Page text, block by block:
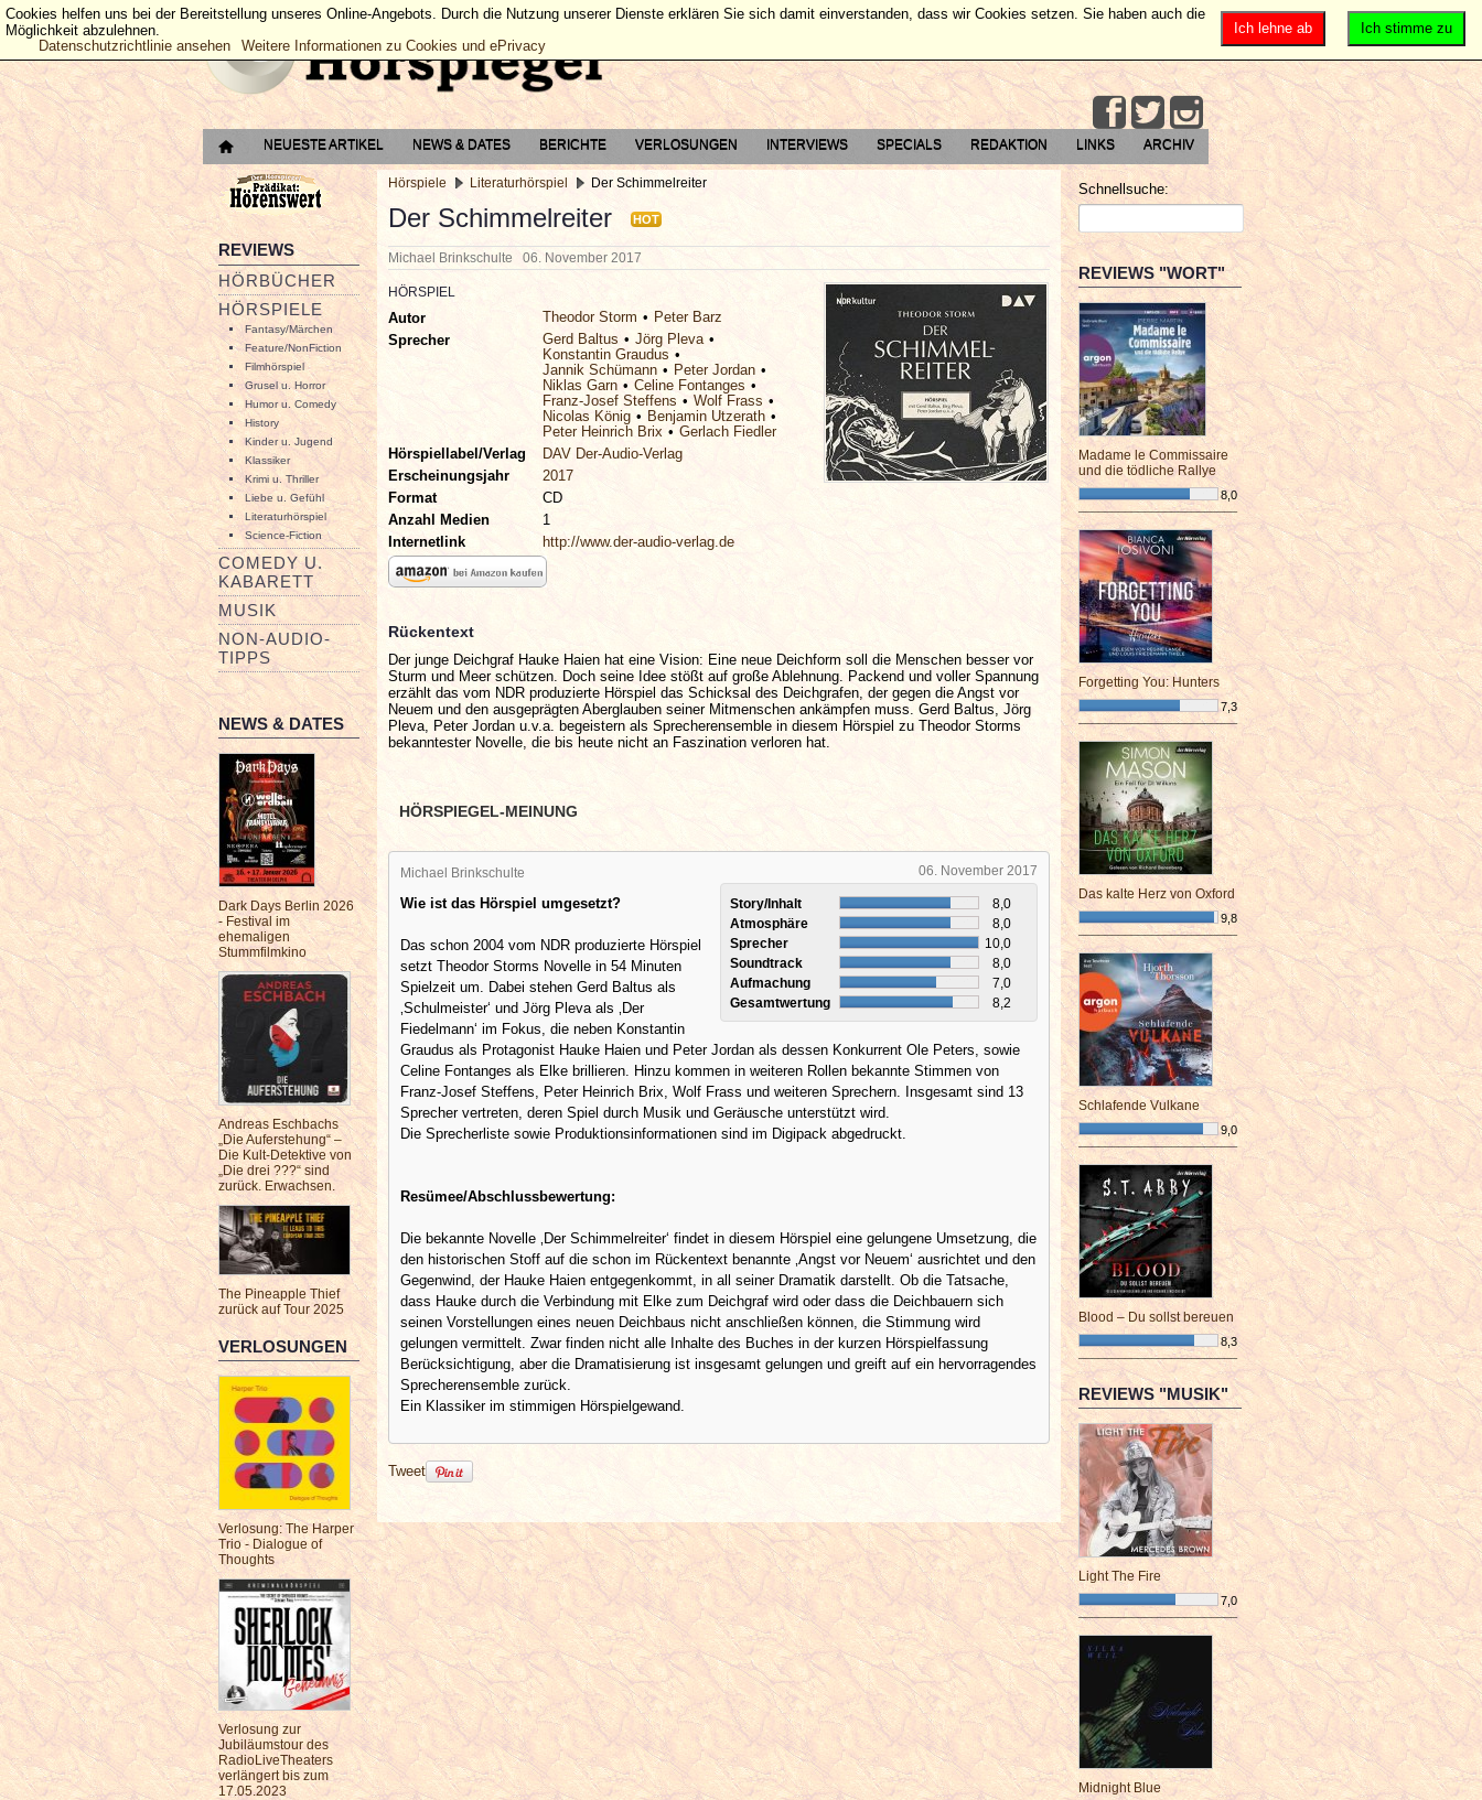
NEUESTE ARTIKEL NEWS & DATES BERICHTE VERLOSUNGEN INTERVIEWS SPECIALS REDAKTION LINKS ARCHIV
REVIEWS
HÖRBÜCHER
HÖRSPIELE
Fantasy/Märchen
Feature/NonFiction
Filmhörspiel
Grusel u. Horror
Humor u. Comedy
History
Kinder u. Jugend
Klassiker
Krimi u. Thriller
Liebe u. Gefühl
Literaturhörspiel
Science-Fiction
COMEDY U.
KABARETT
MUSIK
NON-AUDIO-
TIPPS
NEWS & DATES
Dark Days Berlin 2026
- Festival im
ehemaligen
Stummfilmkino
Andreas Eschbachs
„Die Auferstehung“ –
Die Kult-Detektive von
„Die drei ???“ sind
zurück. Erwachsen.
The Pineapple Thief
zurück auf Tour 2025
VERLOSUNGEN
Verlosung: The Harper
Trio - Dialogue of
Thoughts
Verlosung zur
Jubiläumstour des
RadioLiveTheaters
verlängert bis zum
17.05.2023
Hörspiele Literaturhörspiel Der Schimmelreiter
Der Schimmelreiter HOT
Michael Brinkschulte 06. November 2017
HÖRSPIEL
Autor Theodor Storm
Peter Barz
Sprecher
Gerd Baltus
Jörg Pleva
Konstantin Graudus
Jannik Schümann
Peter Jordan
Niklas Garn
Celine Fontanges
Franz-Josef Steffens
Wolf Frass
Nicolas König
Benjamin Utzerath
Peter Heinrich Brix
Gerlach Fiedler
Hörspiellabel/Verlag
DAV Der-Audio-Verlag
Erscheinungsjahr
2017
Format
CD
Anzahl Medien
1
Internetlink
http://www.der-audio-verlag.de
Rückentext
Der junge Deichgraf Hauke Haien hat eine Vision: Eine neue Deichform soll die Menschen besser vor
Sturm und Meer schützen. Doch seine Idee stößt auf große Ablehnung. Packend und voller Spannung
erzählt das vom NDR produzierte Hörspiel das Schicksal des Deichgrafen, der gegen die Angst vor
Neuem und den ausgeprägten Aberglauben seiner Mitmenschen ankämpfen muss. Gerd Baltus, Jörg
Pleva, Peter Jordan u.v.a. begeistern als Sprecherensemble in diesem Hörspiel zu Theodor Storms
bekanntester Novelle, die bis heute nicht an Faszination verloren hat.
HÖRSPIEGEL-MEINUNG
06. November 2017
Michael Brinkschulte
Story/Inhalt
8,0
Atmosphäre
8,0
Sprecher
10,0
Soundtrack
8,0
Aufmachung
7,0
Gesamtwertung
8,2
Wie ist das Hörspiel umgesetzt?
Das schon 2004 vom NDR produzierte Hörspiel
setzt Theodor Storms Novelle in 54 Minuten
Spielzeit um. Dabei stehen Gerd Baltus als
‚Schulmeister‘ und Jörg Pleva als ‚Der
Fiedelmann‘ im Fokus, die neben Konstantin
Graudus als Protagonist Hauke Haien und Peter Jordan als dessen Konkurrent Ole Peters, sowie
Celine Fontanges als Elke brillieren. Hinzu kommen in weiteren Rollen bekannte Stimmen von
Franz-Josef Steffens, Peter Heinrich Brix, Wolf Frass und weiteren Sprechern. Insgesamt sind 13
Sprecher vertreten, deren Spiel durch Musik und Geräusche unterstützt wird.
Die Sprecherliste sowie Produktionsinformationen sind im Digipack abgedruckt.
Resümee/Abschlussbewertung:
Die bekannte Novelle ‚Der Schimmelreiter‘ findet in diesem Hörspiel eine gelungene Umsetzung, die
den historischen Stoff auf die schon im Rückentext benannte ‚Angst vor Neuem‘ ausrichtet und den
Gegenwind, der Hauke Haien entgegenkommt, in all seiner Dramatik darstellt. Ob die Tatsache,
dass Hauke durch die Verbindung mit Elke zum Deichgraf wird oder dass die Deichbauern sich
seinen Vorstellungen eines neuen Deichbaus nicht anschließen können, die Stimmung wird
gelungen vermittelt. Zwar finden nicht alle Inhalte des Buches in der kurzen Hörspielfassung
Berücksichtigung, aber die Dramatisierung ist insgesamt gelungen und greift auf ein hervorragendes
Sprecherensemble zurück.
Ein Klassiker im stimmigen Hörspielgewand.
Tweet
Schnellsuche:
REVIEWS "WORT"
Madame le Commissaire
und die tödliche Rallye
8,0
¯¯¯¯¯¯¯¯¯¯¯¯¯¯¯¯¯¯¯¯¯¯¯¯
Forgetting You: Hunters
7,3
¯¯¯¯¯¯¯¯¯¯¯¯¯¯¯¯¯¯¯¯¯¯¯¯
Das kalte Herz von Oxford
9,8
¯¯¯¯¯¯¯¯¯¯¯¯¯¯¯¯¯¯¯¯¯¯¯¯
Schlafende Vulkane
9,0
¯¯¯¯¯¯¯¯¯¯¯¯¯¯¯¯¯¯¯¯¯¯¯¯
Blood – Du sollst bereuen
8,3
¯¯¯¯¯¯¯¯¯¯¯¯¯¯¯¯¯¯¯¯¯¯¯¯
REVIEWS "MUSIK"
Light The Fire
7,0
¯¯¯¯¯¯¯¯¯¯¯¯¯¯¯¯¯¯¯¯¯¯¯¯
Midnight Blue
Ich stimme zu
Ich lehne ab
Cookies helfen uns bei der Bereitstellung unseres Online-Angebots. Durch die Nutzung unserer Dienste erklären Sie sich damit einverstanden, dass wir Cookies setzen. Sie haben auch die
Möglichkeit abzulehnen.
Datenschutzrichtlinie ansehen
Weitere Informationen zu Cookies und ePrivacy